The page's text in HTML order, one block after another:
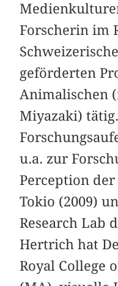
Forscherin im
geförderten
Animalischen
Miyazaki)
u.a. zur
Perception
Tokio (2009)
Research Lab
Hertrich hat
Royal College